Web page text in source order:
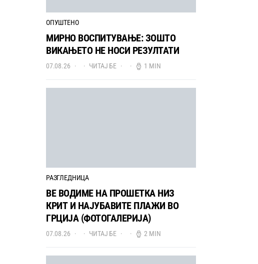
ОПУШТЕНО
МИРНО ВОСПИТУВАЊЕ: ЗОШТО
ВИКАЊЕТО НЕ НОСИ РЕЗУЛТАТИ
07.08.26 ЧИТАЈ БЕ 1 MIN
РАЗГЛЕДНИЦА
ВЕ ВОДИМЕ НА ПРОШЕТКА НИЗ
КРИТ И НАЈУБАВИТЕ ПЛАЖИ ВО
ГРЦИЈА (ФОТОГАЛЕРИЈА)
07.08.26 ЧИТАЈ БЕ 2 MIN